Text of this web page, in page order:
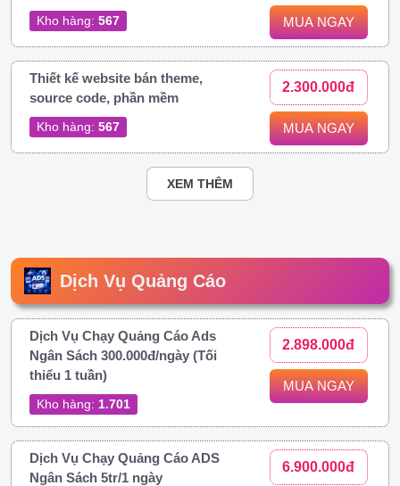
Kho hàng: 567 MUA NGAY
Thiết kế website bán theme,
source code, phần mềm
Kho hàng: 567
2.300.000đ
MUA NGAY
XEM THÊM
Dịch Vụ Quảng Cáo
Dịch Vụ Chạy Quảng Cáo Ads
Ngân Sách 300.000đ/ngày (Tối
thiểu 1 tuần)
Kho hàng: 1.701
2.898.000đ
MUA NGAY
Dịch Vụ Chạy Quảng Cáo ADS
Ngân Sách 5tr/1 ngày
6.900.000đ